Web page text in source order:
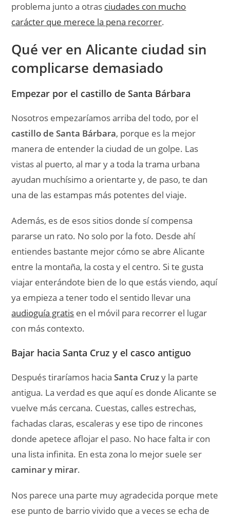
problema junto a otras ciudades con mucho
carácter que merece la pena recorrer.
Qué ver en Alicante ciudad sin
complicarse demasiado
Empezar por el castillo de Santa Bárbara
Nosotros empezaríamos arriba del todo, por el
castillo de Santa Bárbara, porque es la mejor
manera de entender la ciudad de un golpe. Las
vistas al puerto, al mar y a toda la trama urbana
ayudan muchísimo a orientarte y, de paso, te dan
una de las estampas más potentes del viaje.
Además, es de esos sitios donde sí compensa
pararse un rato. No solo por la foto. Desde ahí
entiendes bastante mejor cómo se abre Alicante
entre la montaña, la costa y el centro. Si te gusta
viajar enterándote bien de lo que estás viendo, aquí
ya empieza a tener todo el sentido llevar una
audioguía gratis en el móvil para recorrer el lugar
con más contexto.
Bajar hacia Santa Cruz y el casco antiguo
Después tiraríamos haciaSanta Cruzy la parte
antigua. La verdad es que aquí es donde Alicante se
vuelve más cercana. Cuestas, calles estrechas,
fachadas claras, escaleras y ese tipo de rincones
donde apetece aflojar el paso. No hace falta ir con
una lista infinita. En esta zona lo mejor suele ser
caminar y mirar.
Nos parece una parte muy agradecida porque mete
ese punto de barrio vivido que a veces se echa de